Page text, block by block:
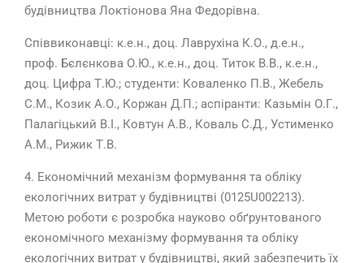
будівництва Локтіонова Яна Федорівна.
Співвиконавці: к.е.н., доц. Лаврухіна К.О., д.е.н.,
проф. Бєлєнкова О.Ю., к.е.н., доц. Титок В.В., к.е.н.,
доц. Цифра Т.Ю.; студенти: Коваленко П.В., Жебель
С.М., Козик А.О., Коржан Д.П.; аспіранти: Казьмін О.Г.,
Палагіцький В.І., Ковтун А.В., Коваль С.Д., Устименко
А.М., Рижик Т.В.
4. Економічний механізм формування та обліку
екологічних витрат у будівництві (0125U002213).
Метою роботи є розробка науково обґрунтованого
економічного механізму формування та обліку
екологічних витрат у будівництві, який забезпечить їх